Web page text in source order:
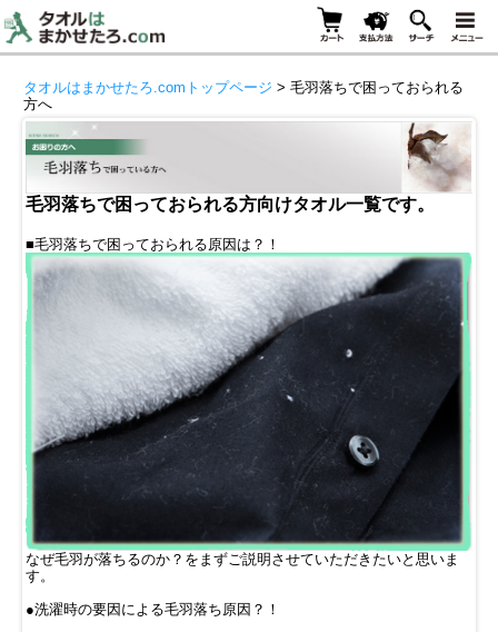
タオルはまかせたろ.comトップページ > 毛羽落ちで困っておられる
方へ
毛羽落ちで困っておられる方向けタオル一覧です。
■毛羽落ちで困っておられる原因は？！
なぜ毛羽が落ちるのか？をまずご説明させていただきたいと思いま
す。
●洗濯時の要因による毛羽落ち原因？！